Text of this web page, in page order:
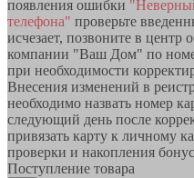
появления ошибки
телефона" проверьте
исчезает, позвоните в центр
компании "Ваш Дом" по
при необходимости
Внесения изменений в
необходимо назвать номер
следующий день после
привязать карту к личному
проверки и накопления
Поступление товара